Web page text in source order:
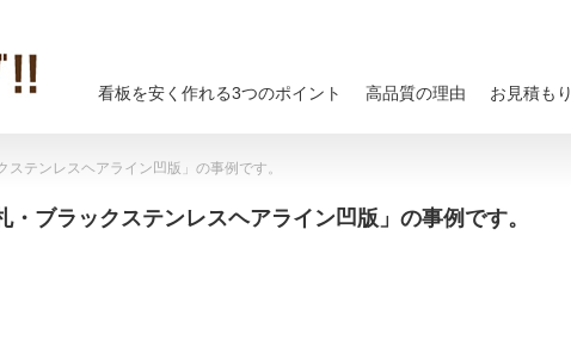
看板を安く作れる3つのポイント 高品質の理由 お見積もり
テンレスヘアライン凹版」の事例です。
ブラックステンレスヘアライン凹版」の事例です。